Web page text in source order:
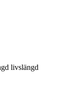
livslängd